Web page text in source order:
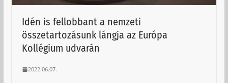
Idén is fellobbant a nemzeti
összetartozásunk lángja az Európa
Kollégium udvarán
2022.06.07.